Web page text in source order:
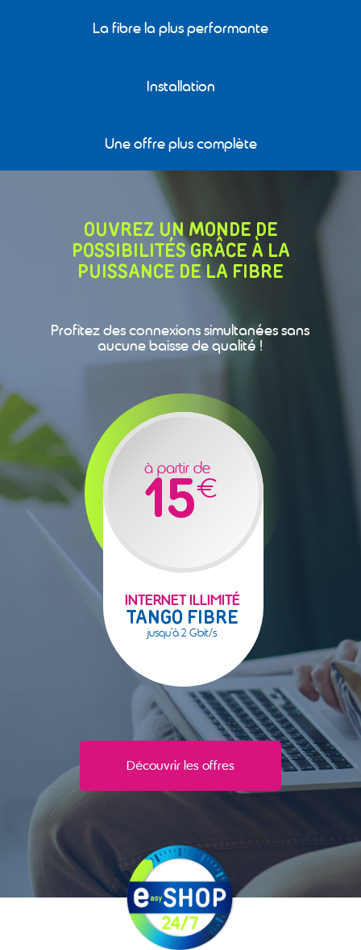
La fibre la plus performante
Installation
Une offre plus complète
OUVREZ UN MONDE DE
POSSIBILITÉS GRÂCE À LA
PUISSANCE DE LA FIBRE
Profitez des connexions simultanées sans
aucune baisse de qualité !
à partir de
15€
INTERNET ILLIMITÉ
TANGO FIBRE
jusqu'à 2 Gbit/s
Découvrir les offres